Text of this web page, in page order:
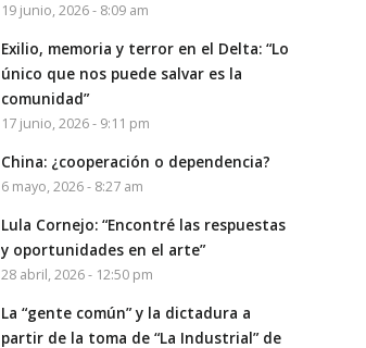
19 junio, 2026 - 8:09 am
Exilio, memoria y terror en el Delta: “Lo
único que nos puede salvar es la
comunidad”
17 junio, 2026 - 9:11 pm
China: ¿cooperación o dependencia?
6 mayo, 2026 - 8:27 am
Lula Cornejo: “Encontré las respuestas
y oportunidades en el arte”
28 abril, 2026 - 12:50 pm
La “gente común” y la dictadura a
partir de la toma de “La Industrial” de